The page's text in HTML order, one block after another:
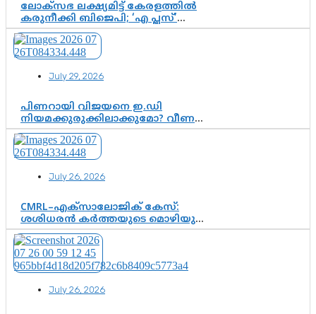
ലോക്സഭ ലക്ഷ്യമിട്ട് കേരളത്തിൽ
കരുനീക്കി ബിജെപി; ‘എ പ്ലസ്’
മണ്ഡലങ്ങളിൽ പ്രമുഖരെ ഇറക്കി
കേന്ദ്രനേതൃത്വം, തിരുവനന്തപുരത്ത്
രാജീവ് ചന്ദ്രശേഖർ, ആറ്റിങ്ങലിൽ
ശോഭാ സുരേന്ദ്രൻ..
July 29, 2026
പിണറായി വിജയനെ ഇ.ഡി
നിയമക്കുരുക്കിലാക്കുമോ? വീണ
വിജയൻ മാപ്പുസാക്ഷിയാകുമോ?
കർത്തയുടെ മൊഴി നിർണായക
വഴിത്തിരിവാകുമോ?
July 26, 2026
CMRL–എക്‌സാലോജിക് കേസ്:
ശശിധരൻ കർത്തയുടെ മൊഴിയുടെ
അടിസ്ഥാനത്തിൽ പിണറായി
വിജയനെ ചോദ്യം ചെയ്യുന്നതിൽ ഉടൻ
തീരുമാനം; വീണയ്‌ക്കെതിരെ
കൂടുതൽ തെളിവുകൾ പരിശോധിച്ച്
July 26, 2026